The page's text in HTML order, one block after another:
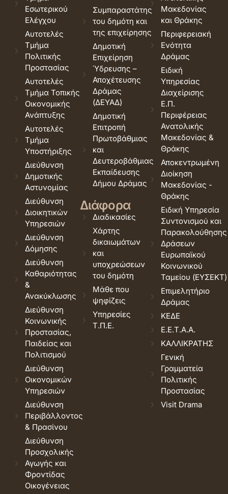
Εσωτερικού
Ελέγχου
Αυτοτελές
Τμήμα
Πολιτικής
Προστασίας
Αυτοτελές
Τμήμα Τοπικής
Οικονομικής
Ανάπτυξης
Αυτοτελές
Τμήμα
Υποστήριξης
Διεύθυνση
Δημοτικής
Αστυνομίας
Διεύθυνση
Διοικητικών
Υπηρεσιών
Διεύθυνση
Δόμησης
Διεύθυνση
Καθαριότητας
&
Ανακύκλωσης
Διεύθυνση
Κοινωνικής
Προστασίας,
Παιδείας και
Πολιτισμού
Διεύθυνση
Οικονομικών
Υπηρεσιών
Διεύθυνση
Περιβάλλοντος
& Πρασίνου
Διεύθυνση
Προσχολικής
Αγωγής και
Φροντίδας
Οικογένειας
Συμπαραστάτης
του δημότη και
της επιχείρησης
Δημοτική
Επιχείρηση
Ύδρευσης –
Αποχέτευσης
Δράμας
(ΔΕΥΑΔ)
Δημοτική
Επιτροπή
Πρωτοβάθμιας
και
Δευτεροβάθμιας
Εκπαίδευσης
Δήμου Δράμας
Διάφορα
Διαδικασίες
Χάρτης
δικαιωμάτων
και
υποχρεώσεων
του δημότη
Μάθε που
ψηφίζεις
Υπηρεσίες
Τ.Π.Ε.
Μακεδονίας
και Θράκης
Περιφερειακή
Ενότητα
Δράμας
Ειδική
Υπηρεσίας
Διαχείρισης
Ε.Π.
Περιφέρειας
Ανατολικής
Μακεδονίας &
Θράκης
Αποκεντρωμένη
Διοίκηση
Μακεδονίας -
Θράκης
Ειδική Υπηρεσία
Συντονισμού και
Παρακολούθησης
Δράσεων
Ευρωπαϊκού
Κοινωνικού
Ταμείου (ΕΥΣΕΚΤ)
Επιμελητήριο
Δράμας
ΚΕΔΕ
Ε.Ε.Τ.Α.Α.
ΚΑΛΛΙΚΡΑΤΗΣ
Γενική
Γραμματεία
Πολιτικής
Προστασίας
Visit Drama